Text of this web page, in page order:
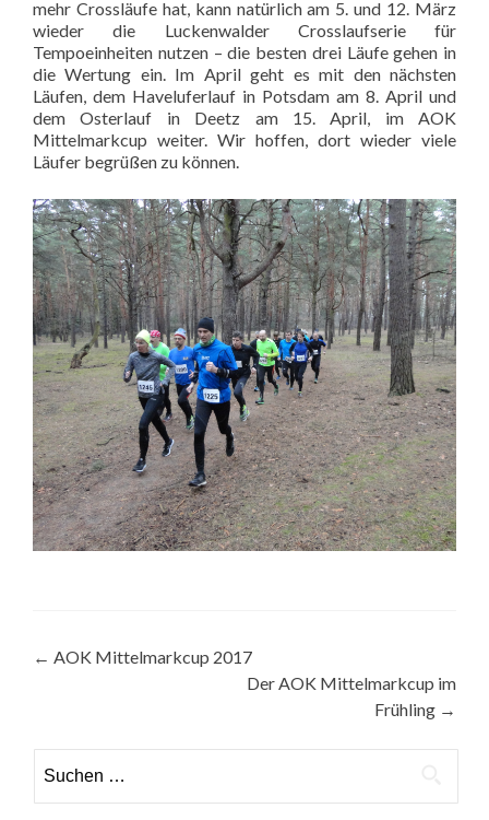
mehr Crossläufe hat, kann natürlich am 5. und 12. März
wieder die Luckenwalder Crosslaufserie für
Tempoeinheiten nutzen – die besten drei Läufe gehen in
die Wertung ein. Im April geht es mit den nächsten
Läufen, dem Haveluferlauf in Potsdam am 8. April und
dem Osterlauf in Deetz am 15. April, im AOK
Mittelmarkcup weiter. Wir hoffen, dort wieder viele
Läufer begrüßen zu können.
Beitragsnavigation
← AOK Mittelmarkcup 2017
Der AOK Mittelmarkcup im
Frühling →
nach: